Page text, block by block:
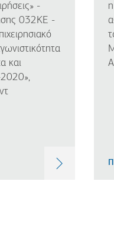
-
032ΚΕ -
και